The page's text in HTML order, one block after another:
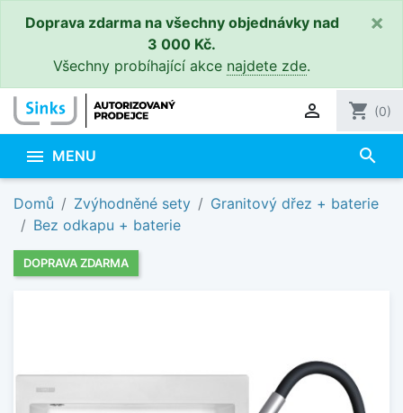
Doprava zdarma na všechny objednávky nad
3 000 Kč.
Všechny probíhající akce najdete zde.
×
 shopping_cart (0)
 MENU search
Domů Zvýhodněné sety
Granitový dřez + baterie
Bez odkapu + baterie
DOPRAVA ZDARMA